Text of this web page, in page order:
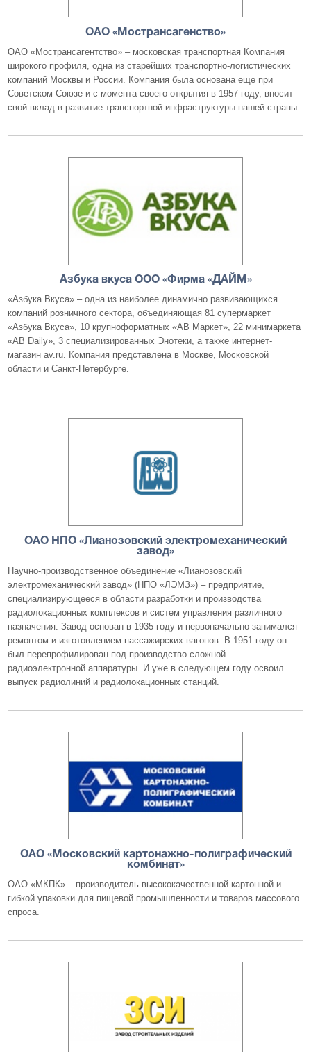
ОАО «Мострансагенство»
ОАО «Мострансагентство» – московская транспортная Компания
широкого профиля, одна из старейших транспортно-логистических
компаний Москвы и России. Компания была основана еще при
Советском Союзе и с момента своего открытия в 1957 году, вносит
свой вклад в развитие транспортной инфраструктуры нашей страны.
Азбука вкуса ООО «Фирма «ДАЙМ»
«Азбука Вкуса» – одна из наиболее динамично развивающихся
компаний розничного сектора, объединяющая 81 супермаркет
«Азбука Вкуса», 10 крупноформатных «АВ Маркет», 22 минимаркета
«AB Daily», 3 специализированных Энотеки, а также интернет-
магазин av.ru. Компания представлена в Москве, Московской
области и Санкт-Петербурге.
ОАО НПО «Лианозовский электромеханический
завод»
Научно-производственное объединение «Лианозовский
электромеханический завод» (НПО «ЛЭМЗ») – предприятие,
специализирующееся в области разработки и производства
радиолокационных комплексов и систем управления различного
назначения. Завод основан в 1935 году и первоначально занимался
ремонтом и изготовлением пассажирских вагонов. В 1951 году он
был перепрофилирован под производство сложной
радиоэлектронной аппаратуры. И уже в следующем году освоил
выпуск радиолиний и радиолокационных станций.
ОАО «Московский картонажно-полиграфический
комбинат»
ОАО «МКПК» – производитель высококачественной картонной и
гибкой упаковки для пищевой промышленности и товаров массового
спроса.